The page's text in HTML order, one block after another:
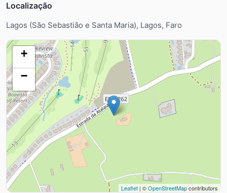
Localização
Lagos (São Sebastião e Santa Maria), Lagos, Faro
+
−
Leaflet | ©OpenStreetMapcontributors